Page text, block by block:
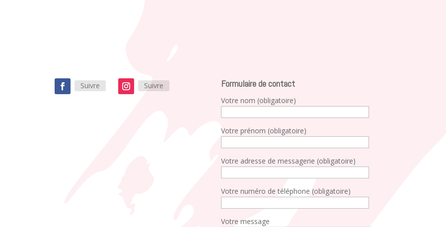
Suivre Suivre Formulaire de contact
Votre nom (obligatoire)
Votre prénom (obligatoire)
Votre adresse de messagerie (obligatoire)
Votre numéro de téléphone (obligatoire)
Votre message